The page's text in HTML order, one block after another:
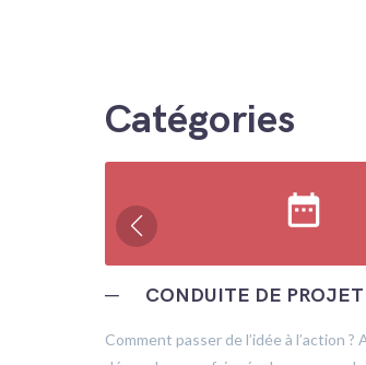
Catégories
date_range
─ CONDUITE DE PROJET
Comment passer de l’idée à l’action ?